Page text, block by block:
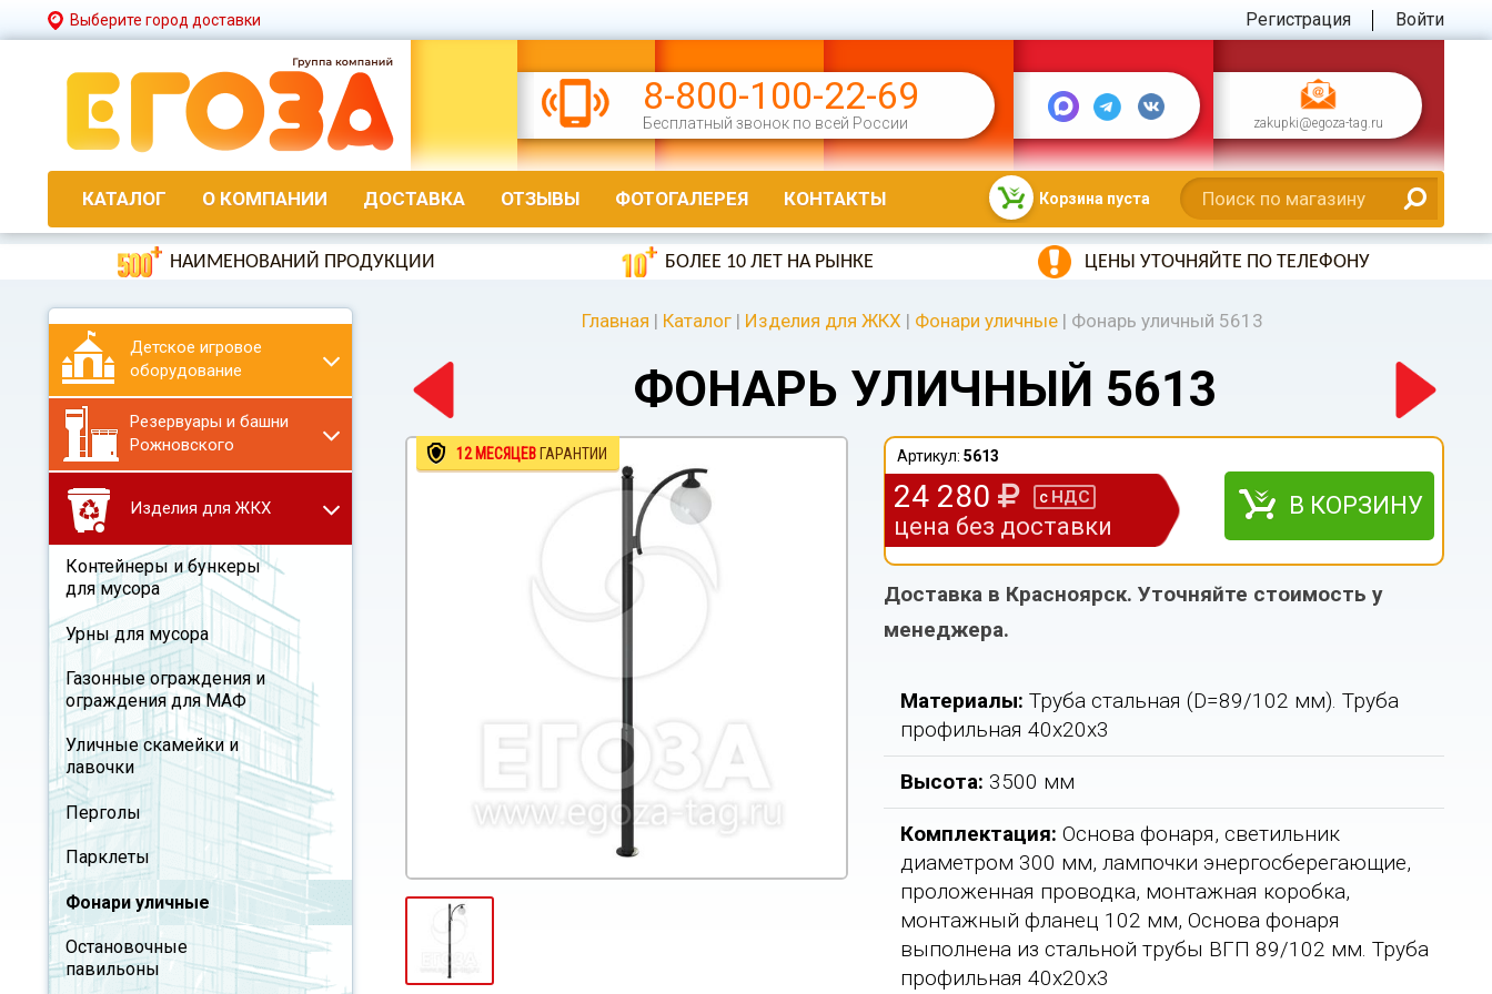
Выберите город доставки Регистрация Войти
8-800-100-22-69
Бесплатный звонок по всей России zakupki@egoza-tag.ru
КАТАЛОГ О КОМПАНИИ ДОСТАВКА ОТЗЫВЫ ФОТОГАЛЕРЕЯ КОНТАКТЫ Корзина пуста
НАИМЕНОВАНИЙ ПРОДУКЦИИ БОЛЕЕ 10 ЛЕТ НА РЫНКЕ ЦЕНЫ УТОЧНЯЙТЕ ПО ТЕЛЕФОНУ
Детское игровое
оборудование
Резервуары и башни
Рожновского
Изделия для ЖКХ
Контейнеры и бункеры
для мусора
Урны для мусора
Газонные ограждения и
ограждения для МАФ
Уличные скамейки и
лавочки
Перголы
Парклеты
Фонари уличные
Остановочные
павильоны
Главная | Каталог | Изделия для ЖКХ | Фонари уличные | Фонарь уличный 5613
ФОНАРЬ УЛИЧНЫЙ 5613
12 МЕСЯЦЕВ ГАРАНТИИ Артикул: 5613
24 280 с НДС
цена без доставки
В КОРЗИНУ
Доставка в Красноярск. Уточняйте стоимость у
менеджера.
Материалы: Труба стальная (D=89/102 мм). Труба
профильная 40х20х3
Высота: 3500 мм
Комплектация: Основа фонаря, светильник
диаметром 300 мм, лампочки энергосберегающие,
проложенная проводка, монтажная коробка,
монтажный фланец 102 мм, Основа фонаря
выполнена из стальной трубы ВГП 89/102 мм. Труба
профильная 40х20х3